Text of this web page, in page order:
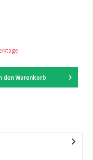
den Warenkorb